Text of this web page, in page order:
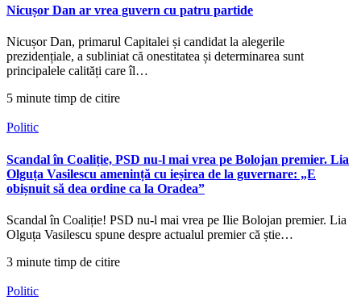
Nicușor Dan ar vrea guvern cu patru partide
Nicușor Dan, primarul Capitalei și candidat la alegerile
prezidențiale, a subliniat că onestitatea și determinarea sunt
principalele calități care îl…
5 minute timp de citire
Politic
Scandal în Coaliție, PSD nu-l mai vrea pe Bolojan premier. Lia
Olguța Vasilescu amenință cu ieșirea de la guvernare: „E
obișnuit să dea ordine ca la Oradea”
Scandal în Coaliție! PSD nu-l mai vrea pe Ilie Bolojan premier. Lia
Olguța Vasilescu spune despre actualul premier că știe…
3 minute timp de citire
Politic